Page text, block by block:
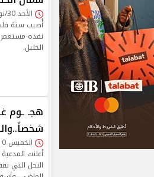
الأحد 30/نوفمبر/2025 - 12:12 ص
أُصيب ستة
نفذه
الخليل.
الخميس 10/يوليو/2025 - 10:20 م
أعلنت
النحل التي